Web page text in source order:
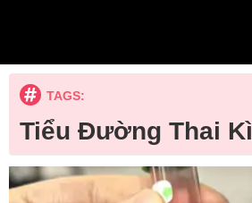
TAGS:
Tiểu Đường Thai Kì